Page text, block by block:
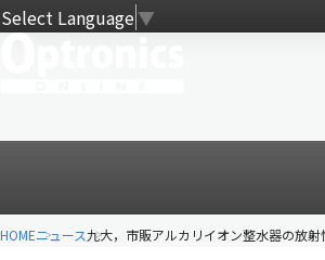
Select Language▼
HOMEニュース九大，市販アルカリイオン整水器の放